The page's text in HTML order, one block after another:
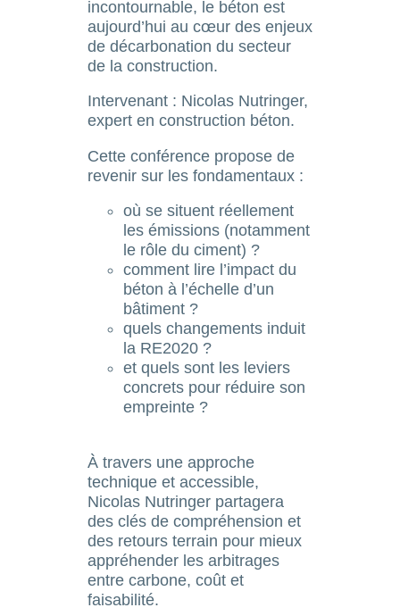
incontournable, le béton est
aujourd’hui au cœur des enjeux
de décarbonation du secteur
de la construction.
Intervenant : Nicolas Nutringer,
expert en construction béton.
Cette conférence propose de
revenir sur les fondamentaux :
où se situent réellement
les émissions (notamment
le rôle du ciment) ?
comment lire l’impact du
béton à l’échelle d’un
bâtiment ?
quels changements induit
la RE2020 ?
et quels sont les leviers
concrets pour réduire son
empreinte ?
À travers une approche
technique et accessible,
Nicolas Nutringer partagera
des clés de compréhension et
des retours terrain pour mieux
appréhender les arbitrages
entre carbone, coût et
faisabilité.